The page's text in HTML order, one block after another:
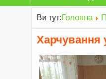
Ви тут:Головна
Харчування